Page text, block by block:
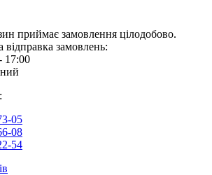
приймає замовлення цілодобово.
замовлень:
17:00
05
08
54